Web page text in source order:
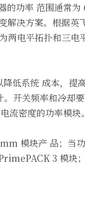
的功率 范围通常
解决方案。根据英
两电平拓扑和三电
低系统 成本，提
开关频率和冷却
流密度的功率模块。
模块产 品；当
3 模块